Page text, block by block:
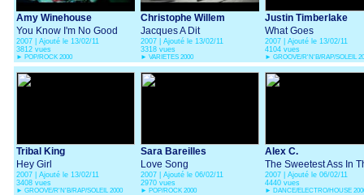
Amy Winehouse
You Know I'm No Good
2007 | Ajouté le 13/02/11
3812 vues
► POP/ROCK 2000
Christophe Willem
Jacques A Dit
2007 | Ajouté le 13/02/11
3318 vues
► VARIETES 2000
Justin Timberlake
What Goes
Around...Comes
2007 | Ajouté le 13/02/11
4104 vues
► GROOVE/R'N'B/RAP/SOLEIL
Tribal King
Hey Girl
2007 | Ajouté le 13/02/11
3408 vues
► GROOVE/R'N'B/RAP/SOLEIL 2000
Sara Bareilles
Love Song
2007 | Ajouté le 06/02/11
2970 vues
► POP/ROCK 2000
Alex C.
The Sweetest Ass In
World
2007 | Ajouté le 06/02/11
4440 vues
► DANCE/ELECTRO/HOUSE